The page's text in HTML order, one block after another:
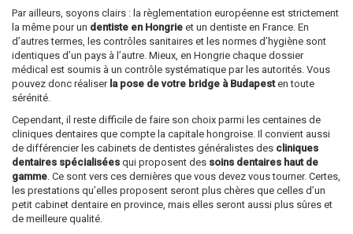
Par ailleurs, soyons clairs : la règlementation européenne est strictement
la même pour un dentiste en Hongrie et un dentiste en France. En
d’autres termes, les contrôles sanitaires et les normes d’hygiène sont
identiques d’un pays à l’autre. Mieux, en Hongrie chaque dossier
médical est soumis à un contrôle systématique par les autorités. Vous
pouvez donc réaliser la pose de votre bridge à Budapesten toute
sérénité.
Cependant, il reste difficile de faire son choix parmi les centaines de
cliniques dentaires que compte la capitale hongroise. Il convient aussi
de différencier les cabinets de dentistes généralistes des cliniques
dentaires spécialisées qui proposent des soins dentaires haut de
gamme. Ce sont vers ces dernières que vous devez vous tourner. Certes,
les prestations qu’elles proposent seront plus chères que celles d’un
petit cabinet dentaire en province, mais elles seront aussi plus sûres et
de meilleure qualité.